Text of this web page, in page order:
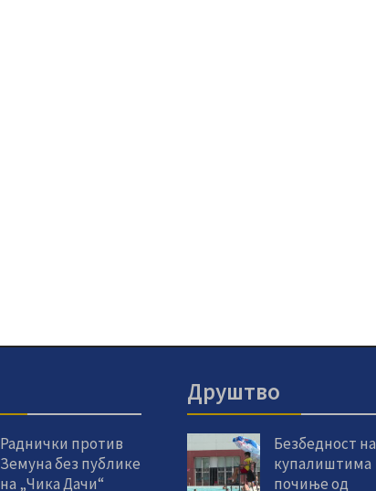
Раднички против
Земуна без публике
на „Чика Дачи“
Друштво
Безбедност на
купалиштима
почиње од